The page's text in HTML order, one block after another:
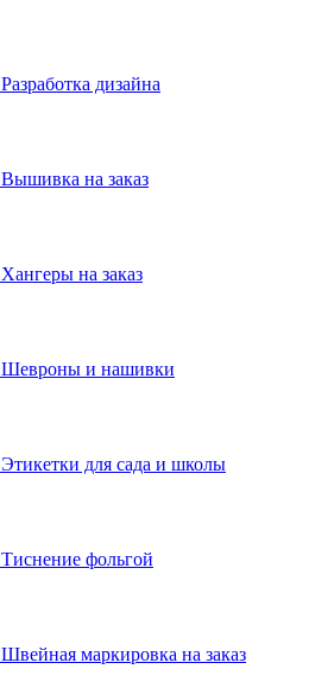
Разработка дизайна
Вышивка на заказ
Хангеры на заказ
Шевроны и нашивки
Этикетки для сада и школы
Тиснение фольгой
Швейная маркировка на заказ